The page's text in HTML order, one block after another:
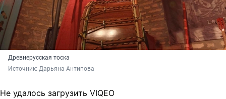
Древнерусская тоска
Источник: Дарьяна Антипова
Не удалось загрузить VIQEO